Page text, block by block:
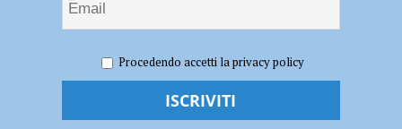
giustificazione, una trentina di segnalazioni in poche ore
Uscite senza giustificazione, una trentina
Procedendo accetti la privacy policy